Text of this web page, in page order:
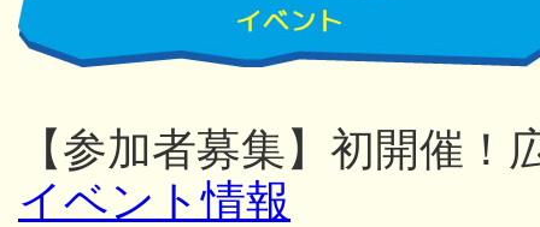
【参加者募集】初開催
イベント情報